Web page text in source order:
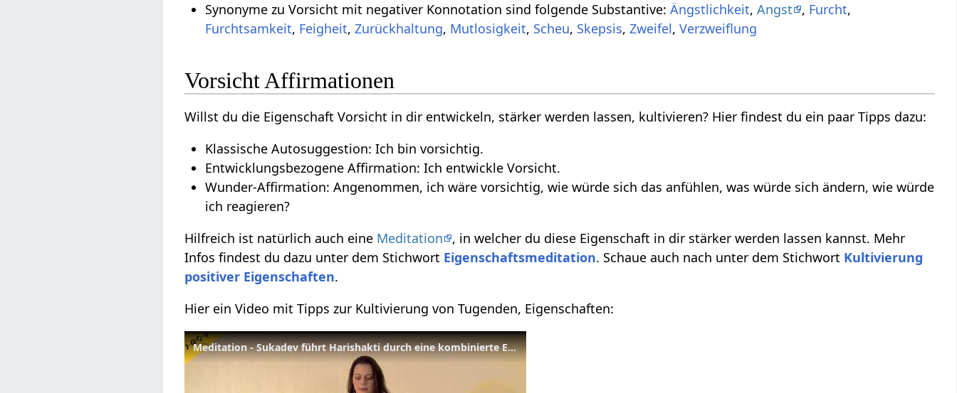
Synonyme zu Vorsicht mit negativer Konnotation sind folgende Substantive:Ängstlichkeit,Angst , Furcht,
Furchtsamkeit, Feigheit,Zurückhaltung, Mutlosigkeit, Scheu, Skepsis,Zweifel,Verzweiflung
Vorsicht Affirmationen
Willst du die Eigenschaft Vorsicht in dir entwickeln, stärker werden lassen, kultivieren? Hier findest du ein paar Tipps dazu:
Klassische Autosuggestion: Ich bin vorsichtig.
Entwicklungsbezogene Affirmation: Ich entwickle Vorsicht.
Wunder-Affirmation: Angenommen, ich wäre vorsichtig, wie würde sich das anfühlen, was würde sich ändern, wie würde
ich reagieren?
Hilfreich ist natürlich auch eine Meditation
, in welcher du diese Eigenschaft in dir stärker werden lassen kannst. Mehr
Infos findest du dazu unter dem Stichwort Eigenschaftsmeditation. Schaue auch nach unter dem Stichwort Kultivierung
positiver Eigenschaften.
Hier ein Video mit Tipps zur Kultivierung von Tugenden, Eigenschaften:
Meditation - Sukadev führt Harishakti durch eine kombinierte Eigenschaftsmeditation